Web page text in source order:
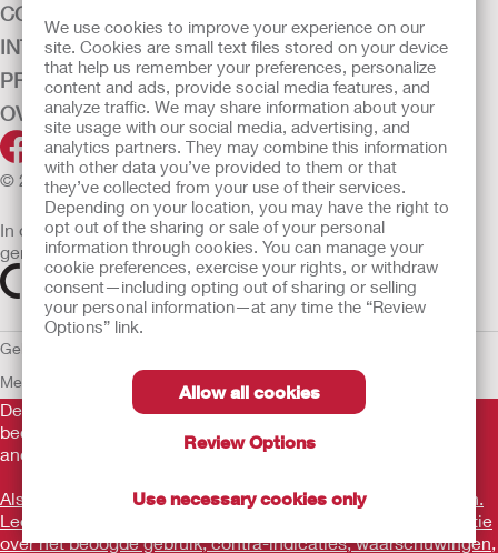
We use cookies to improve your experience on our
site. Cookies are small text files stored on your device
that help us remember your preferences, personalize
content and ads, provide social media features, and
analyze traffic. We may share information about your
site usage with our social media, advertising, and
analytics partners. They may combine this information
with other data you’ve provided to them or that
they’ve collected from your use of their services.
Depending on your location, you may have the right to
opt out of the sharing or sale of your personal
information through cookies. You can manage your
cookie preferences, exercise your rights, or withdraw
consent—including opting out of sharing or selling
your personal information—at any time the “Review
Options” link.
Allow all cookies
Review Options
Use necessary cookies only
CONTINENTIEZORG
INTENSIEVE ZORG
PRODUCTEN
OVER ONS
© 2026 Hollister Incorporated
In de EU verkochte medische hulpmiddelen dienen
gemarkeerd te zijn met een van de volgende symbolen
Gebruiksvoorwaarden
Mededeling aan Klokkenluiders
De verstrekte informatie is geen medisch advies en is niet
bedoeld als vervanging voor het advies van uw eigen arts of
andere zorgverlener.
Als u een medische noodsituatie ervaart, schakel een arts in.
Lees voor gebruik goed de gebruiksaanwijzing voor informatie
over het beoogde gebruik, contra-indicaties, waarschuwingen,